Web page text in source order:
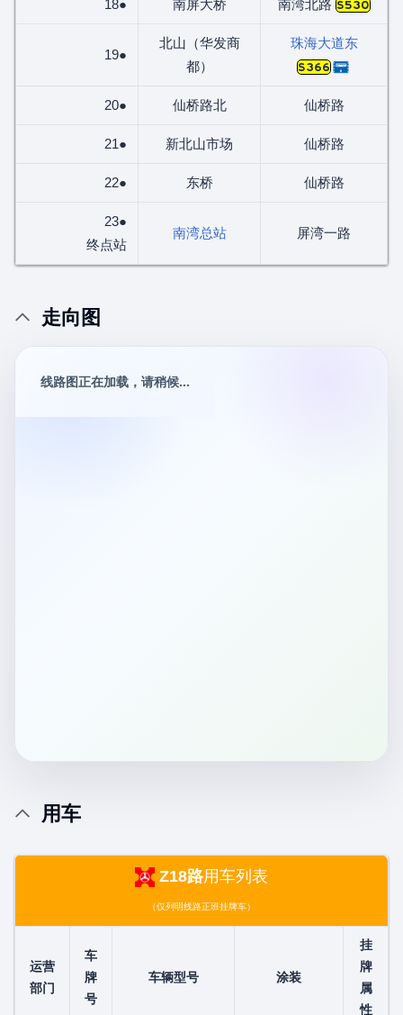
18● 南屏大桥 南湾北路 S530
19●
北山（华发商
都）
珠海大道东
S366
20● 仙桥路北 仙桥路
21● 新北山市场 仙桥路
22● 东桥 仙桥路
23●
终点站
南湾总站 屏湾一路
走向图
线路图正在加载，请稍候...
用车
Z18路用车列表
（仅列明线路正班挂牌车）
运营
部门
车
牌
号
车辆型号 涂装
挂
牌
属
性